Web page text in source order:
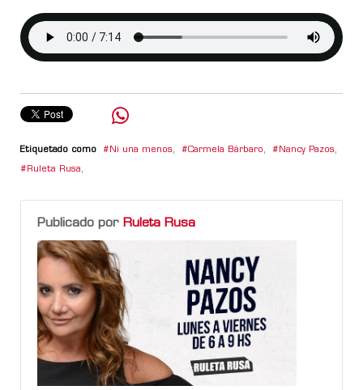
Etiquetado como Ni una menos, Carmela Bárbaro, Nancy Pazos,
Ruleta Rusa,
Publicado por Ruleta Rusa